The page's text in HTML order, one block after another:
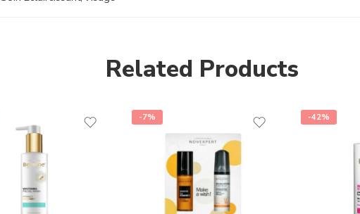
Related Products
-7% -42%